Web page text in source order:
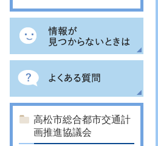
高松市総合都市交通計
画推進協議会